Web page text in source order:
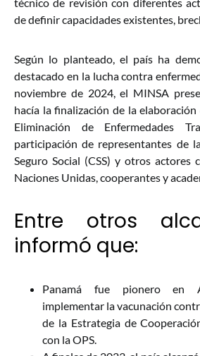
de definir capacidades existentes,
Según lo planteado, el país ha
destacado en la lucha contra
noviembre de 2024, el MINSA
hacía la finalización de la
Eliminación de Enfermedades
participación de representantes de
Seguro Social (CSS) y otros actores
Naciones Unidas, cooperantes y
Entre otros
informó que:
Panamá fue pionero en
implementar la vacunación
de la Estrategia de
con la OPS.